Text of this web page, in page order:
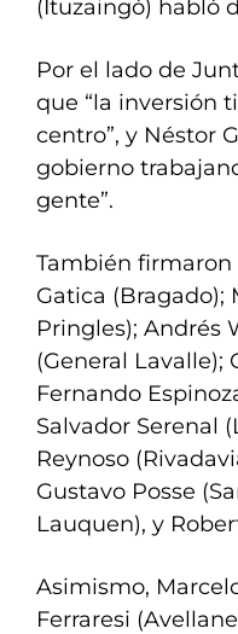
(Ituzaingó) habló
Por el lado de
que “la inversión
centro”, y Néstor
gobierno
gente”.
También firmaron
Gatica (Bragado);
Pringles); Andrés
(General Lavalle);
Fernando
Salvador Serenal
Reynoso
Gustavo Posse
Lauquen), y
Asimismo,
Ferraresi